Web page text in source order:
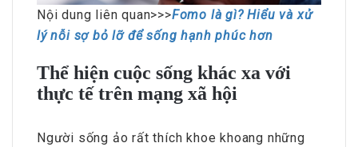
Nội dung liên quan>>>Fomo là gì? Hiểu và xử
lý nỗi sợ bỏ lỡ để sống hạnh phúc hơn
Thể hiện cuộc sống khác xa với
thực tế trên mạng xã hội
Người sống ảo rất thích khoe khoang những